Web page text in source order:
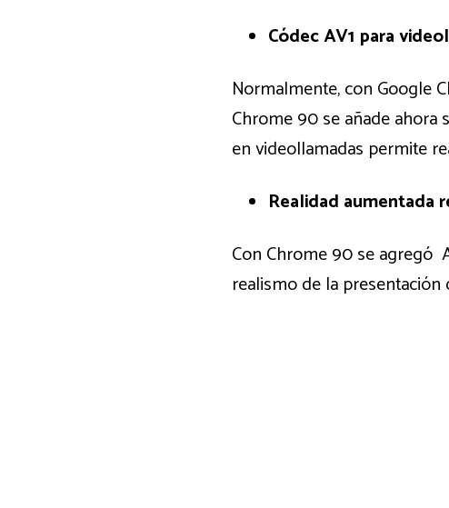
Códec AV1 para
Normalmente, con Google
Chrome 90 se añade ahora
en videollamadas permite
Realidad aumentada
Con Chrome 90 se agregó
realismo de la